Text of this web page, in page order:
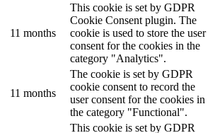
11 months
This cookie is set by GDPR
Cookie Consent plugin. The
cookie is used to store the user
consent for the cookies in the
category "Analytics".
11 months
The cookie is set by GDPR
cookie consent to record the
user consent for the cookies in
the category "Functional".
This cookie is set by GDPR